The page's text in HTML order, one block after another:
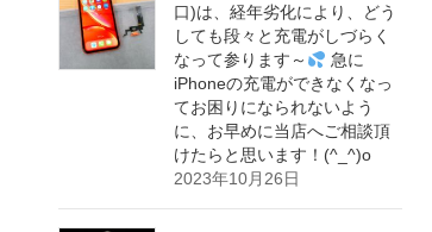
口)は、経年劣化により、どう
しても段々と充電がしづらく
なって参ります～
急に
iPhoneの充電ができなくなっ
てお困りになられないよう
に、お早めに当店へご相談頂
けたらと思います！(^_^)o
2023年10月26日